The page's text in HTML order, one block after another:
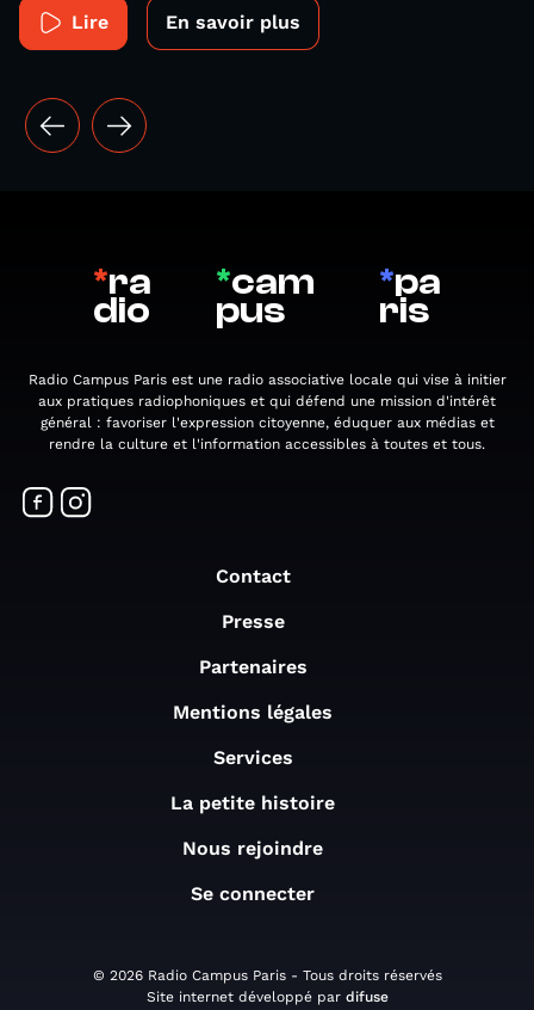
Lire En savoir plus
*ra
dio
*cam
pus
*pa
ris
Radio Campus Paris est une radio associative locale qui vise à initier
aux pratiques radiophoniques et qui défend une mission d'intérêt
général : favoriser l'expression citoyenne, éduquer aux médias et
rendre la culture et l'information accessibles à toutes et tous.
Contact
Presse
Partenaires
Mentions légales
Services
La petite histoire
Nous rejoindre
Se connecter
© 2026 Radio Campus Paris - Tous droits réservés
Site internet développé par difuse